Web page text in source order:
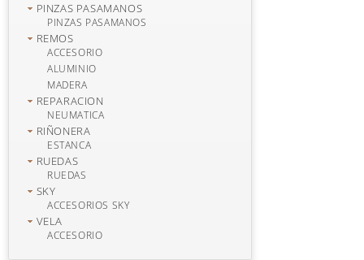
PINZAS PASAMANOS
PINZAS PASAMANOS
REMOS
ACCESORIO
ALUMINIO
MADERA
REPARACION
NEUMATICA
RIÑONERA
ESTANCA
RUEDAS
RUEDAS
SKY
ACCESORIOS SKY
VELA
ACCESORIO